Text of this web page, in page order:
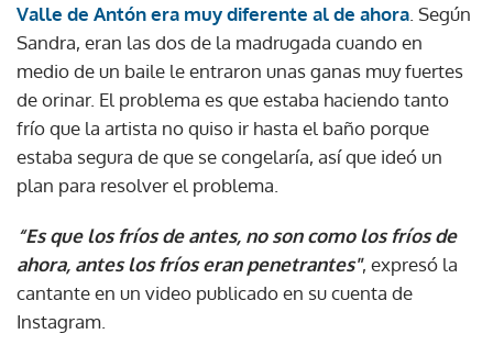
Valle de Antón era muy diferente al de ahora . Según
Sandra, eran las dos de la madrugada cuando en
medio de un baile le entraron unas ganas muy fuertes
de orinar. El problema es que estaba haciendo tanto
frío que la artista no quiso ir hasta el baño porque
estaba segura de que se congelaría, así que ideó un
plan para resolver el problema.
“Es que los fríos de antes, no son como los fríos de
ahora, antes los fríos eran penetrantes", expresó la
cantante en un video publicado en su cuenta de
Instagram.